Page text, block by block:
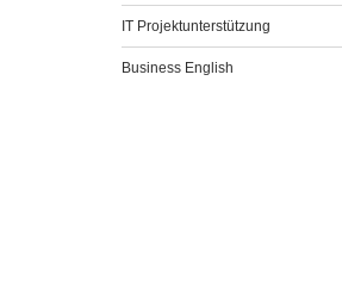
IT Projektunterstützung
Business English